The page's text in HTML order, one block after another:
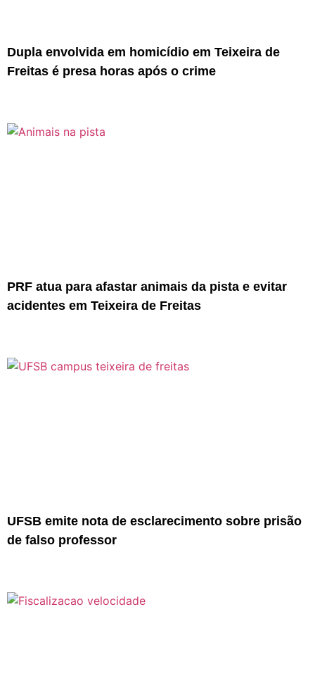
Dupla envolvida em homicídio em Teixeira de
Freitas é presa horas após o crime
PRF atua para afastar animais da pista e evitar
acidentes em Teixeira de Freitas
UFSB emite nota de esclarecimento sobre prisão
de falso professor